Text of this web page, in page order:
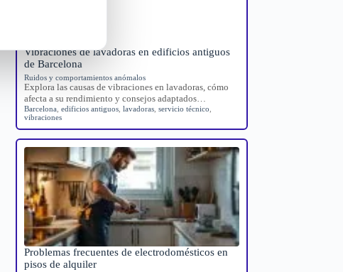
Vibraciones de lavadoras en edificios antiguos
de Barcelona
Ruidos y comportamientos anómalos
Explora las causas de vibraciones en lavadoras, cómo
afecta a su rendimiento y consejos adaptados…
Barcelona ,edificios antiguos ,lavadoras ,servicio técnico
vibraciones
Problemas frecuentes de electrodomésticos en
pisos de alquiler